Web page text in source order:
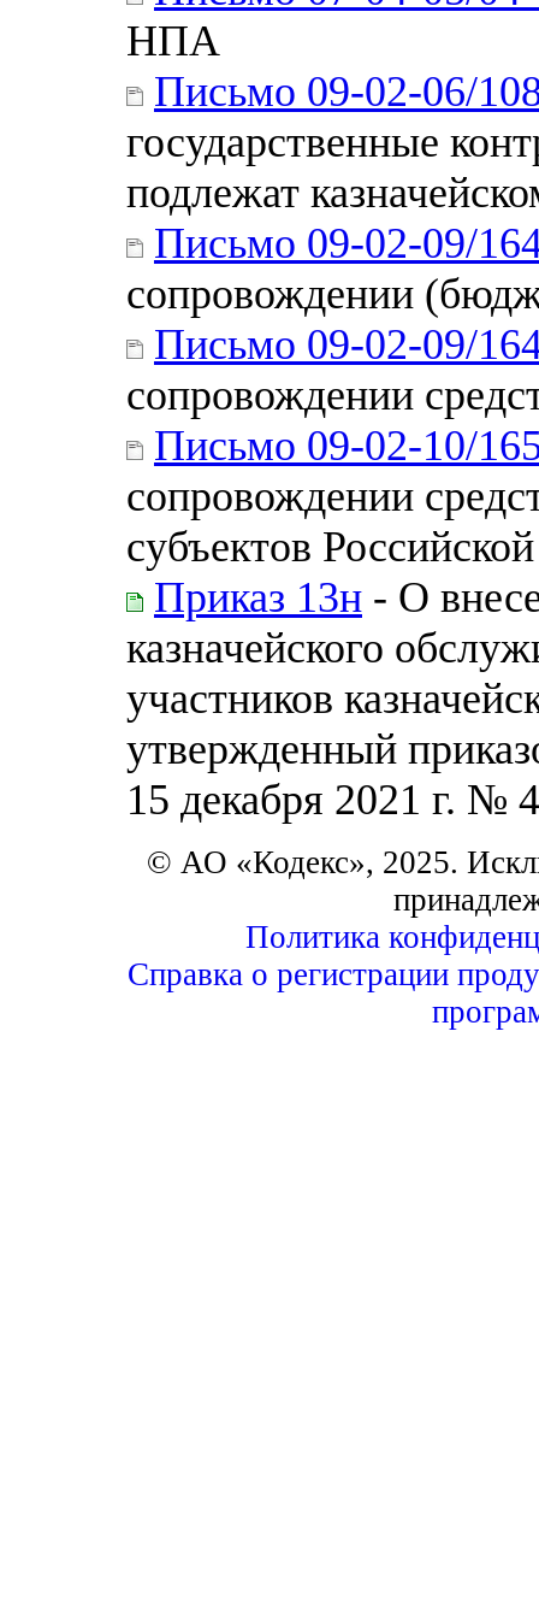
НПА
Письмо 09-02-06/
государственные
подлежат
Письмо 09-02-09/
сопровождении
Письмо 09-02-09/
сопровождении
Письмо 09-02-10/
сопровождении
субъектов
Приказ 13н - О
казначейского
участников
утвержденный
15 декабря 2021 г. №
© АО «Кодекс», 2025.
Политика
Справка о регистрации